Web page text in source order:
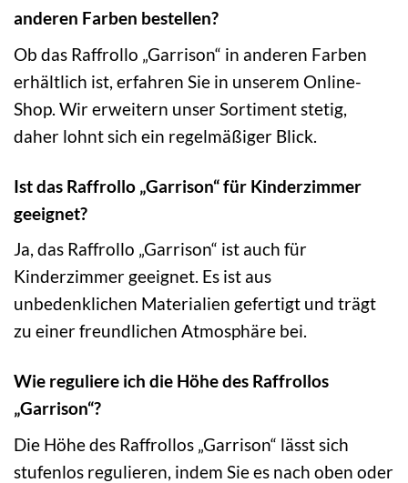
anderen Farben bestellen?
Ob das Raffrollo „Garrison“ in anderen Farben
erhältlich ist, erfahren Sie in unserem Online-
Shop. Wir erweitern unser Sortiment stetig,
daher lohnt sich ein regelmäßiger Blick.
Ist das Raffrollo „Garrison“ für Kinderzimmer
geeignet?
Ja, das Raffrollo „Garrison“ ist auch für
Kinderzimmer geeignet. Es ist aus
unbedenklichen Materialien gefertigt und trägt
zu einer freundlichen Atmosphäre bei.
Wie reguliere ich die Höhe des Raffrollos
„Garrison“?
Die Höhe des Raffrollos „Garrison“ lässt sich
stufenlos regulieren, indem Sie es nach oben oder